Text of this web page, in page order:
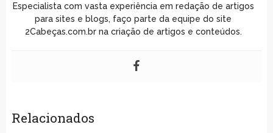
Especialista com vasta experiência em redação de artigos
para sites e blogs, faço parte da equipe do site
2Cabeças.com.br na criação de artigos e conteúdos.
Relacionados